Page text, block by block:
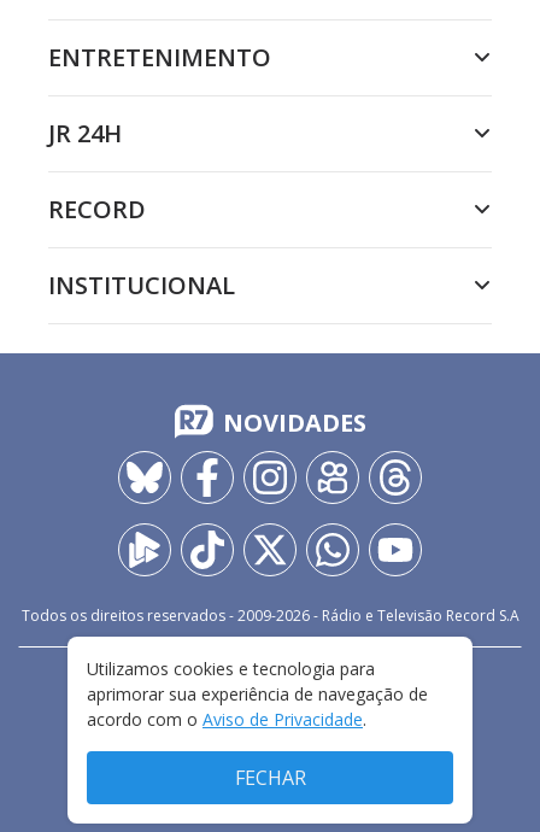
ENTRETENIMENTO
JR 24H
RECORD
INSTITUCIONAL
NOVIDADES
Todos os direitos reservados - 2009-2026- Rádio e Televisão Record S.A
FALE CONOSCO
PRIVACIDADE
TERMOS E CONDIÇÕES DE USO
Utilizamos cookies e tecnologia para
aprimorar sua experiência de navegação de
acordo com o Aviso de Privacidade.
FECHAR